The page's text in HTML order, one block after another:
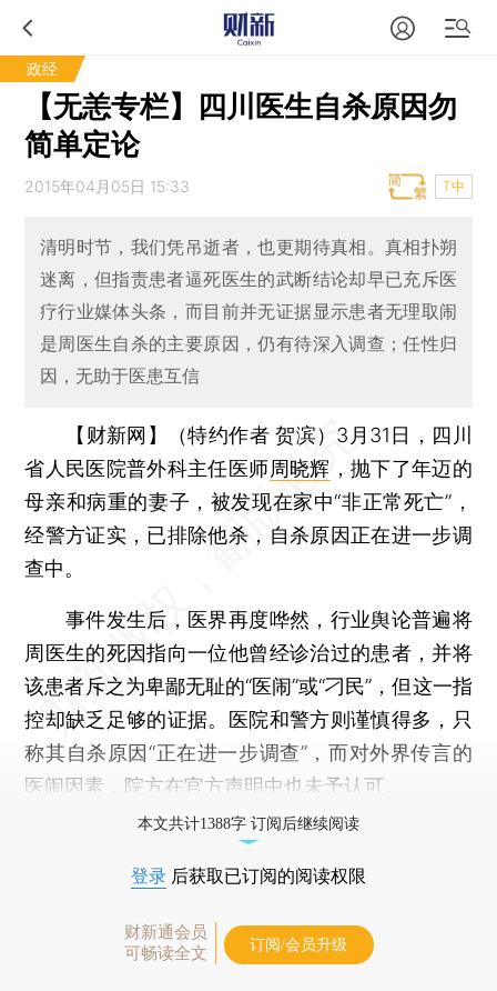
政经
【无恙专栏】四川医生自杀原因勿
简单定论
2015年04月05日 15:33 T中
清明时节，我们凭吊逝者，也更期待真相。真相扑朔
迷离，但指责患者逼死医生的武断结论却早已充斥医
疗行业媒体头条，而目前并无证据显示患者无理取闹
是周医生自杀的主要原因，仍有待深入调查；任性归
因，无助于医患互信
【财新网】（特约作者 贺滨） 3月31日，四川
省人民医院普外科主任医师周晓辉 ，抛下了年迈的
母亲和病重的妻子，被发现在家中“非正常死亡”，
经警方证实，已排除他杀，自杀原因正在进一步调
查中。
事件发生后，医界再度哗然，行业舆论普遍将
周医生的死因指向一位他曾经诊治过的患者，并将
该患者斥之为卑鄙无耻的“医闹”或“刁民”，但这一指
控却缺乏足够的证据。医院和警方则谨慎得多，只
称其自杀原因“正在进一步调查”，而对外界传言的
医闹因素，院方在官方声明中也未予认可。
本文共计1388字 订阅后继续阅读
登录 后获取已订阅的阅读权限
财新通会员
可畅读全文
订阅/会员升级